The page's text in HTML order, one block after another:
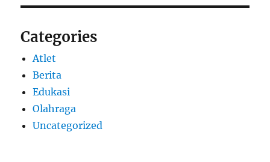
Categories
Atlet
Berita
Edukasi
Olahraga
Uncategorized